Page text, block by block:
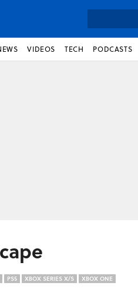
VIDEOS TECH PODCASTS
PS5 XBOX SERIES X/S XBOX ONE